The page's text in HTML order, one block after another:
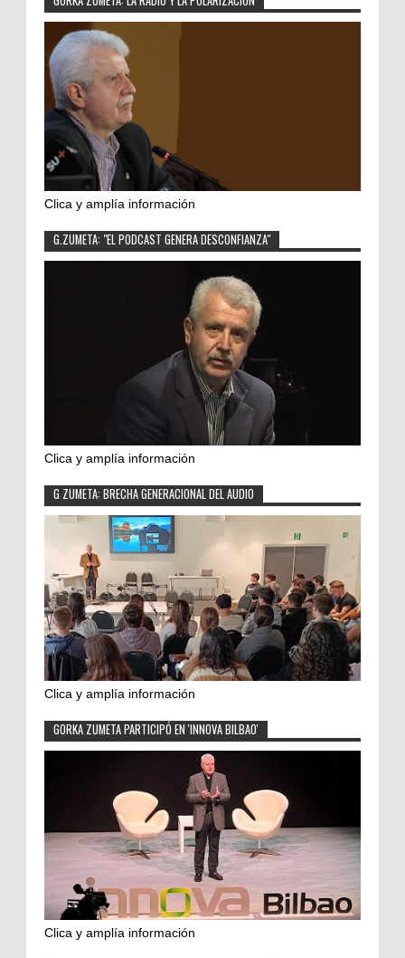
Clica y amplía información
G.ZUMETA: "EL PODCAST GENERA DESCONFIANZA"
Clica y amplía información
G ZUMETA: BRECHA GENERACIONAL DEL AUDIO
Clica y amplía información
GORKA ZUMETA PARTICIPÓ EN 'INNOVA BILBAO'
Clica y amplía información